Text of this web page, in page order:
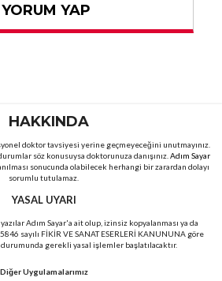
YORUM YAP
HAKKINDA
doktor tavsiyesi yerine geçmeyeceğini unutmayınız.
söz konusuysa doktorunuza danışınız. Adım Sayar
sonucunda olabilecek herhangi bir zarardan dolayı
sorumlu tutulamaz.
YASAL UYARI
Adım Sayar'a ait olup, izinsiz kopyalanması ya da
sayılı FİKİR VE SANAT ESERLERİ KANUNUNA göre
gerekli yasal işlemler başlatılacaktır.
Diğer Uygulamalarımız